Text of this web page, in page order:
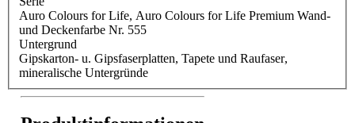
Auro Colours for Life, Auro Colours for Life Premium Wand-
und Deckenfarbe Nr. 555
Untergrund
Gipskarton- u. Gipsfaserplatten, Tapete und Raufaser,
mineralische Untergründe